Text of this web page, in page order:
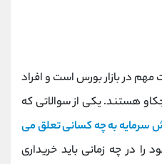
مهم در بازار بورس است و افراد
هستند. یکی از سوالاتی که
سرمایه به چه کسانی تعلق می
را در چه زمانی باید خریداری
021-22021030
90001030
@alireza.mehrabii
@alirezamehrabi_com